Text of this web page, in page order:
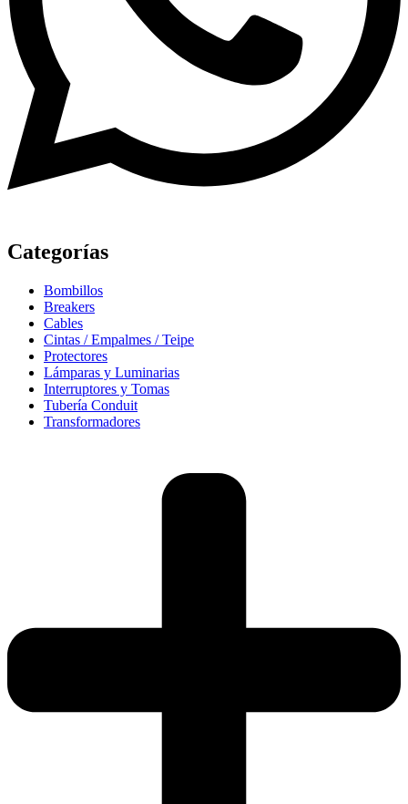
Categorías
Bombillos
Breakers
Cables
Cintas / Empalmes / Teipe
Protectores
Lámparas y Luminarias
Interruptores y Tomas
Tubería Conduit
Transformadores